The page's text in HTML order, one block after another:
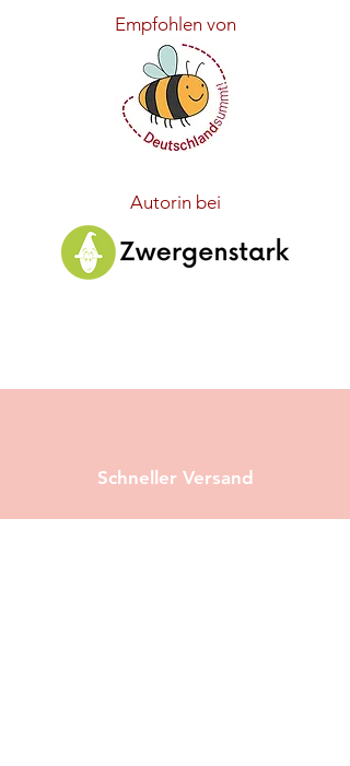
Empfohlen von
Autorin bei
Schneller Versand